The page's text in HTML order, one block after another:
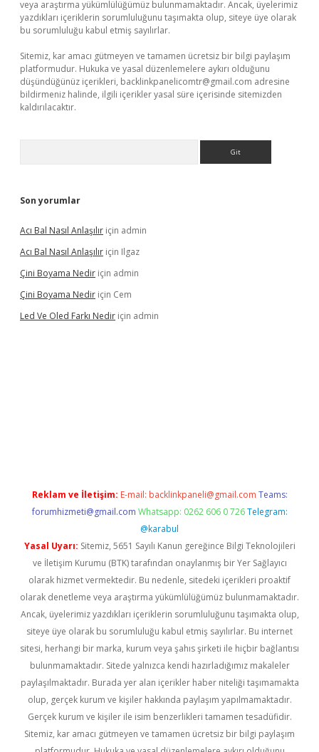
veya araştırma yükümlülüğümüz bulunmamaktadır. Ancak, üyelerimiz
yazdıkları içeriklerin sorumluluğunu taşımakta olup, siteye üye olarak
bu sorumluluğu kabul etmiş sayılırlar.
Sitemiz, kar amacı gütmeyen ve tamamen ücretsiz bir bilgi paylaşım
platformudur. Hukuka ve yasal düzenlemelere aykırı olduğunu
düşündüğünüz içerikleri, backlinkpanelicomtr@gmail.com adresine
bildirmeniz halinde, ilgili içerikler yasal süre içerisinde sitemizden
kaldırılacaktır.
Son yorumlar
Acı Bal Nasıl Anlaşılır için admin
Acı Bal Nasıl Anlaşılır için Ilgaz
Çini Boyama Nedir için admin
Çini Boyama Nedir için Cem
Led Ve Oled Farkı Nedir için admin
Reklam ve İletişim: E-mail: backlinkpaneli@gmail.com Teams:
forumhizmeti@gmail.com Whatsapp: 0262 606 0 726 Telegram:
@karabul
Yasal Uyarı: Sitemiz, 5651 Sayılı Kanun gereğince Bilgi Teknolojileri
ve İletişim Kurumu (BTK) tarafından onaylanmış bir Yer Sağlayıcı
olarak hizmet vermektedir. Bu nedenle, sitedeki içerikleri proaktif
olarak denetleme veya araştırma yükümlülüğümüz bulunmamaktadır.
Ancak, üyelerimiz yazdıkları içeriklerin sorumluluğunu taşımakta olup,
siteye üye olarak bu sorumluluğu kabul etmiş sayılırlar. Bu internet
sitesi, herhangi bir marka, kurum veya şahıs şirketi ile hiçbir bağlantısı
bulunmamaktadır. Sitede yalnızca kendi hazırladığımız makaleler
paylaşılmaktadır. Burada yer alan içerikler haber niteliği taşımamakta
olup, gerçek kurum ve kişiler hakkında paylaşım yapılmamaktadır.
Gerçek kurum ve kişiler ile isim benzerlikleri tamamen tesadüfidir.
Sitemiz, kar amacı gütmeyen ve tamamen ücretsiz bir bilgi paylaşım